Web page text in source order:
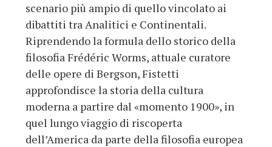
scenario più ampio di quello vincolato ai
dibattiti tra Analitici e Continentali.
Riprendendo la formula dello storico della
filosofia Frédéric Worms, attuale curatore
delle opere di Bergson, Fistetti
approfondisce la storia della cultura
moderna a partire dal «momento 1900», in
quel lungo viaggio di riscoperta
dell’America da parte della filosofia europea